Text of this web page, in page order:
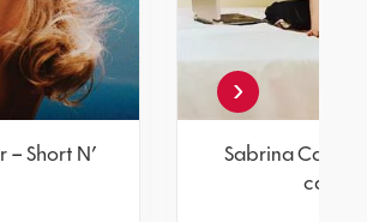
Sabrina Carpenter – Short N'
‹